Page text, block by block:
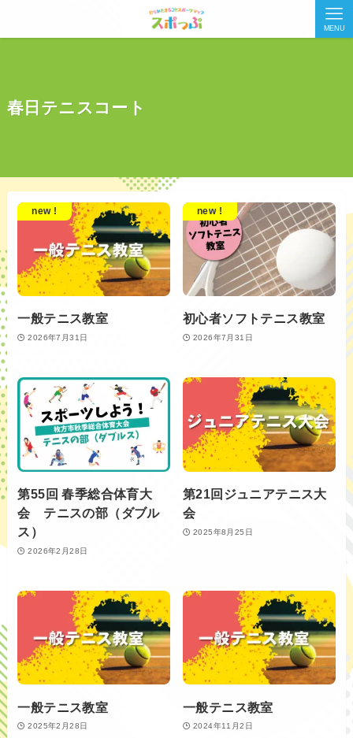
MENU
春日テニスコート
new !
一般テニス教室
2026年7月31日
new !
初心者ソフトテニス教室
2026年7月31日
第55回 春季総合体育大
会 テニスの部（ダブル
ス）
2026年2月28日
第21回ジュニアテニス大
会
2025年8月25日
一般テニス教室
2025年2月28日
一般テニス教室
2024年11月2日